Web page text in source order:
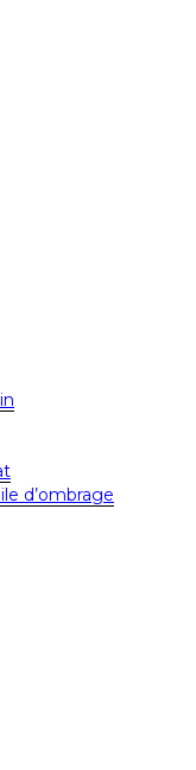
d’ombrage